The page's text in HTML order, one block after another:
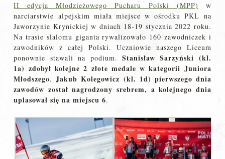
II edycja Młodzieżowego Pucharu Polski (MPP) w
narciarstwie alpejskim miała miejsce w ośrodku PKL na
Jaworzynie Krynickiej w dniach 18-19 stycznia 2022 roku.
Na trasie slalomu giganta rywalizowało 160 zawodniczek i
zawodników z całej Polski. Uczniowie naszego Liceum
ponownie stawali na podium. Stanisław Sarzyński (kl.
1a) zdobył kolejne 2 złote medale w kategorii Juniora
Młodszego.Jakub Kolegowicz (kl. 1d) pierwszego dnia
zawodów został nagrodzony srebrem, a kolejnego dnia
uplasował się na miejscu 6.